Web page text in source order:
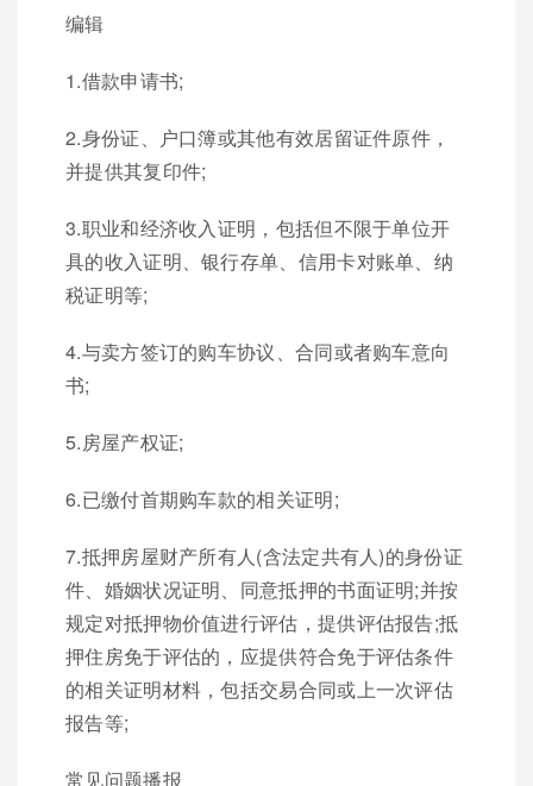
编辑
1.借款申请书;
2.身份证、户口簿或其他有效居留证件原件，
并提供其复印件;
3.职业和经济收入证明，包括但不限于单位开
具的收入证明、银行存单、信用卡对账单、纳
税证明等;
4.与卖方签订的购车协议、合同或者购车意向
书;
5.房屋产权证;
6.已缴付首期购车款的相关证明;
7.抵押房屋财产所有人(含法定共有人)的身份证
件、婚姻状况证明、同意抵押的书面证明;并按
规定对抵押物价值进行评估，提供评估报告;抵
押住房免于评估的，应提供符合免于评估条件
的相关证明材料，包括交易合同或上一次评估
报告等;
常见问题播报